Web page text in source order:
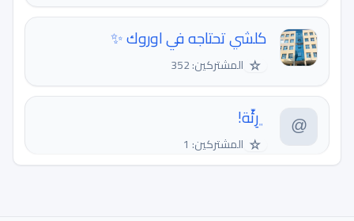
كلشي تحتاجه في اوروك ✨
☆ المشتركين: 352
﮼رِئّة!
☆ المشتركين: 1